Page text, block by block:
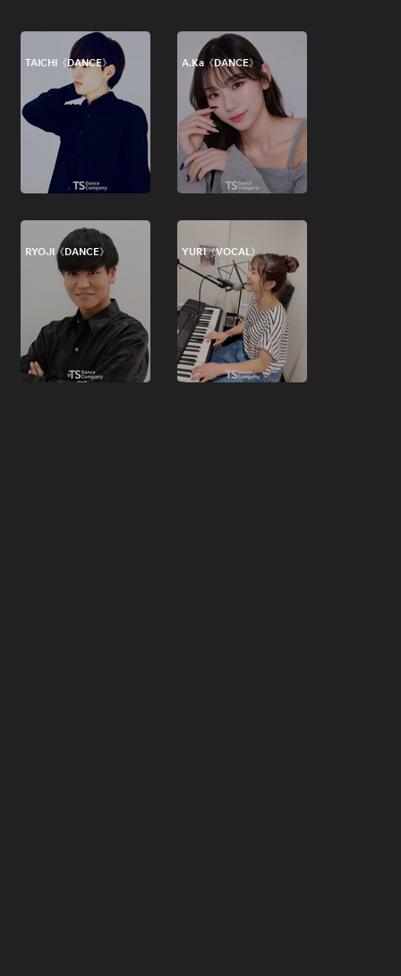
TAICHI《DANCE》 A.Ka《DANCE》
RYOJI《DANCE》 YURI《VOCAL》